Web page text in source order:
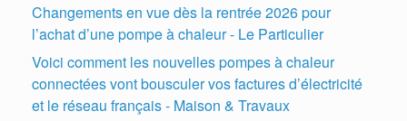
Changements en vue dès la rentrée 2026 pour
l’achat d’une pompe à chaleur - Le Particulier
Voici comment les nouvelles pompes à chaleur
connectées vont bousculer vos factures d’électricité
et le réseau français - Maison & Travaux